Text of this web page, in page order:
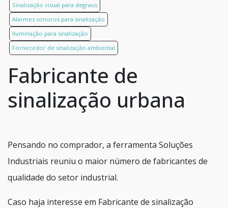
Sinalização visual para degraus
Alarmes sonoros para sinalização
Iluminação para sinalização
Fornecedor de sinalização ambiental
Fabricante de
sinalização urbana
Pensando no comprador, a ferramenta Soluções
Industriais reuniu o maior número de fabricantes de
qualidade do setor industrial.
Caso haja interesse em Fabricante de sinalização